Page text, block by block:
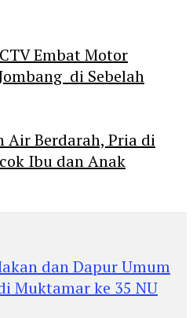
Embat Motor
di Sebelah
Air Berdarah, Pria di
Ibu dan Anak